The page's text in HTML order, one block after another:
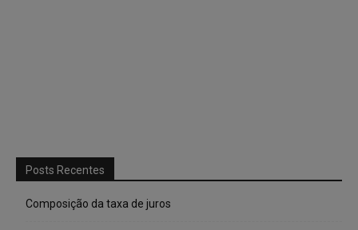
Posts Recentes
Composição da taxa de juros